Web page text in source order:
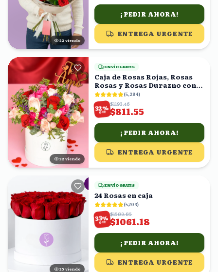
22 viendo
¡PEDIR AHORA!
ENTREGA URGENTE
21 viendo
ENVÍO GRATIS
Caja de Rosas Rojas, Rosas
Rosas y Rosas Durazno con
Topper 'Te Amo'
(5,284)
32%
OFF
$1193.46
$811.55
¡PEDIR AHORA!
ENTREGA URGENTE
25 viendo
ENVÍO GRATIS
24 Rosas en caja
(5,703)
33%
OFF
$1583.85
$1061.18
¡PEDIR AHORA!
ENTREGA URGENTE